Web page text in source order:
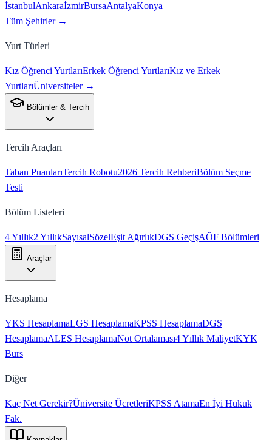
İstanbulAnkaraİzmirBursaAntalyaKonya
Tüm Şehirler →
Yurt Türleri
Kız Öğrenci YurtlarıErkek Öğrenci YurtlarıKız ve Erkek
YurtlarıÜniversiteler →
Bölümler & Tercih
Tercih Araçları
Taban PuanlarıTercih Robotu2026 Tercih RehberiBölüm Seçme
Testi
Bölüm Listeleri
4 Yıllık2 YıllıkSayısalSözelEşit AğırlıkDGS GeçişAÖF Bölümleri
Araçlar
Hesaplama
YKS HesaplamaLGS HesaplamaKPSS HesaplamaDGS
HesaplamaALES HesaplamaNot Ortalaması4 Yıllık MaliyetKYK
Burs
Diğer
Kaç Net Gerekir?Üniversite ÜcretleriKPSS AtamaEn İyi Hukuk
Fak.